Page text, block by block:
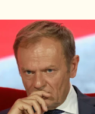
jak choćby
Prezydenckiego
zarzutem wobec
to, że nadmiernie
a zupełnie